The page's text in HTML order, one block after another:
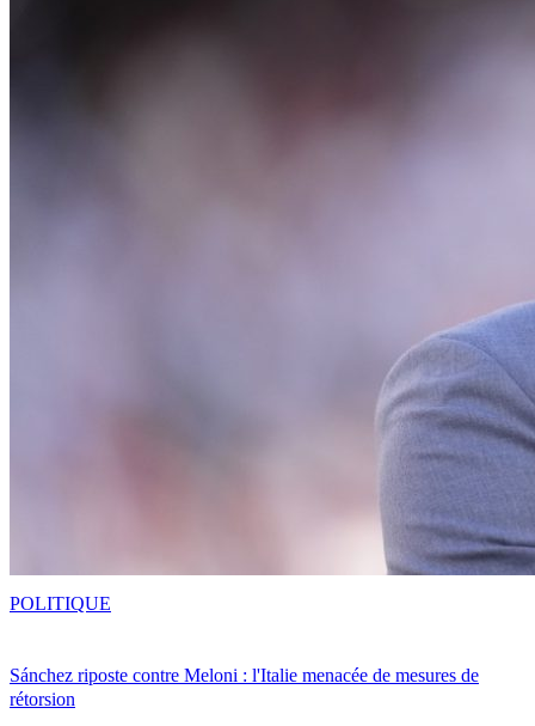
Sánchez riposte contre Meloni : l'Italie menacée de mesures de
rétorsion
POLITIQUE